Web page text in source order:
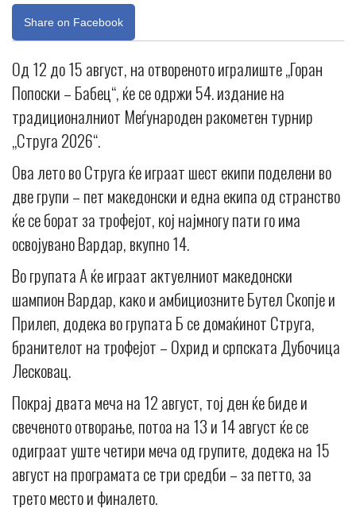
Share on Facebook
Од 12 до 15 август, на отвореното игралиште „Горан
Попоски – Бабец“, ќе се одржи 54. издание на
традиционалниот Меѓународен ракометен турнир
„Струга 2026“.
Ова лето во Струга ќе играат шест екипи поделени во
две групи – пет македонски и една екипа од странство
ќе се борат за трофејот, кој најмногу пати го има
освојувано Вардар, вкупно 14.
Во групата А ќе играат актуелниот македонски
шампион Вардар, како и амбициозните Бутел Скопје и
Прилеп, додека во групата Б се домаќинот Струга,
бранителот на трофејот – Охрид и српската Дубочица
Лесковац.
Покрај двата меча на 12 август, тој ден ќе биде и
свеченото отворање, потоа на 13 и 14 август ќе се
одиграат уште четири меча од групите, додека на 15
август на програмата се три средби – за петто, за
трето место и финалето.